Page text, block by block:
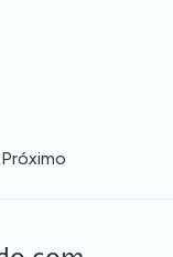
Próximo